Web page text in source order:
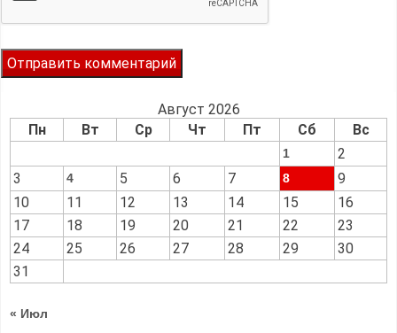
Август 2026
Пн
Вт Ср Чт Пт Сб Вс
1
2
3
4 5 6 7 8
9
10
11 12 13 14 15
16
17
18 19 20 21 22
23
24
25 26 27 28 29
30
31
« Июл